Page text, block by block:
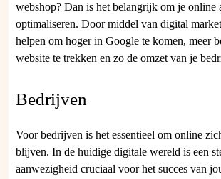
webshop? Dan is het belangrijk om je online
optimaliseren. Door middel van digital
helpen om hoger in Google te komen, meer
website te trekken en zo de omzet van je
Bedrijven
Voor bedrijven is het essentieel om online
blijven. In de huidige digitale wereld is een
aanwezigheid cruciaal voor het succes van